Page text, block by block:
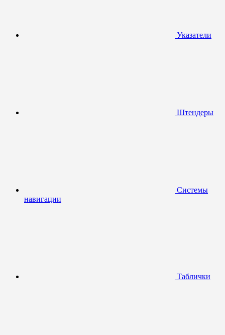
Указатели
Штендеры
Системы
навигации
Таблички